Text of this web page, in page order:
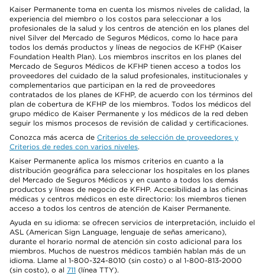
Kaiser Permanente toma en cuenta los mismos niveles de calidad, la
experiencia del miembro o los costos para seleccionar a los
profesionales de la salud y los centros de atención en los planes del
nivel Silver del Mercado de Seguros Médicos, como lo hace para
todos los demás productos y líneas de negocios de KFHP (Kaiser
Foundation Health Plan). Los miembros inscritos en los planes del
Mercado de Seguros Médicos de KFHP tienen acceso a todos los
proveedores del cuidado de la salud profesionales, institucionales y
complementarios que participan en la red de proveedores
contratados de los planes de KFHP, de acuerdo con los términos del
plan de cobertura de KFHP de los miembros. Todos los médicos del
grupo médico de Kaiser Permanente y los médicos de la red deben
seguir los mismos procesos de revisión de calidad y certificaciones.
Conozca más acerca de Criterios de selección de proveedores y
Criterios de redes con varios niveles.
Kaiser Permanente aplica los mismos criterios en cuanto a la
distribución geográfica para seleccionar los hospitales en los planes
del Mercado de Seguros Médicos y en cuanto a todos los demás
productos y líneas de negocio de KFHP. Accesibilidad a las oficinas
médicas y centros médicos en este directorio: los miembros tienen
acceso a todos los centros de atención de Kaiser Permanente.
Ayuda en su idioma: se ofrecen servicios de interpretación, incluido el
ASL (American Sign Language, lenguaje de señas americano),
durante el horario normal de atención sin costo adicional para los
miembros. Muchos de nuestros médicos también hablan más de un
idioma. Llame al 1-800-324-8010 (sin costo) o al 1-800-813-2000
(sin costo), o al 711 (línea TTY).